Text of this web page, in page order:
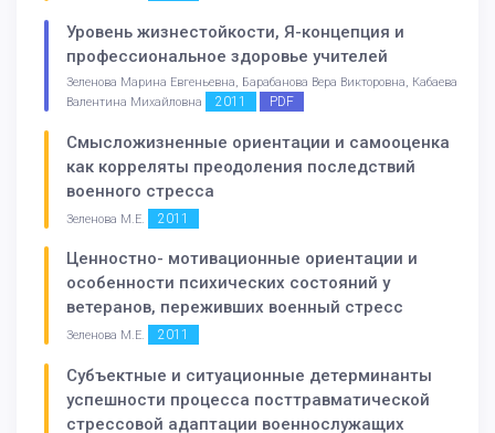
Уровень жизнестойкости, Я-концепция и
профессиональное здоровье учителей
Зеленова Марина Евгеньевна, Барабанова Вера Викторовна, Кабаева
Валентина Михайловна
2011 PDF
Смысложизненные ориентации и самооценка
как корреляты преодоления последствий
военного стресса
Зеленова М.Е. 2011
Ценностно- мотивационные ориентации и
особенности психических состояний у
ветеранов, переживших военный стресс
Зеленова М.Е. 2011
Субъектные и ситуационные детерминанты
успешности процесса посттравматической
стрессовой адаптации военнослужащих